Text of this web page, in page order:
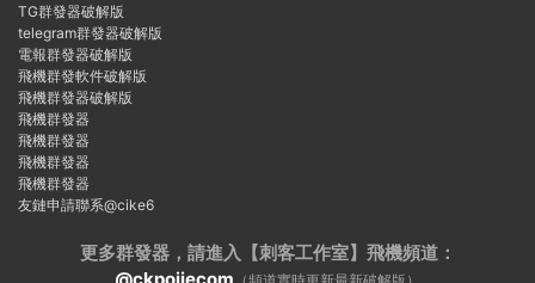
TG群發器破解版
telegram群發器破解版
電報群發器破解版
飛機群發軟件破解版
飛機群發器破解版
飛機群發器
飛機群發器
飛機群發器
飛機群發器
友鏈申請聯系@cike6
更多群發器，請進入【刺客工作室】 飛機頻道：